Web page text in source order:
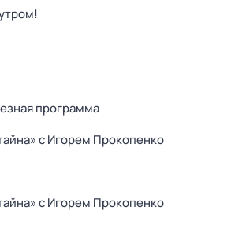
программа
с Игорем Прокопенко
с Игорем Прокопенко